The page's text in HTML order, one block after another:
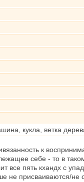
кукла, ветка
к
себе - то в
все пять кхандх с
не присваиваются/не